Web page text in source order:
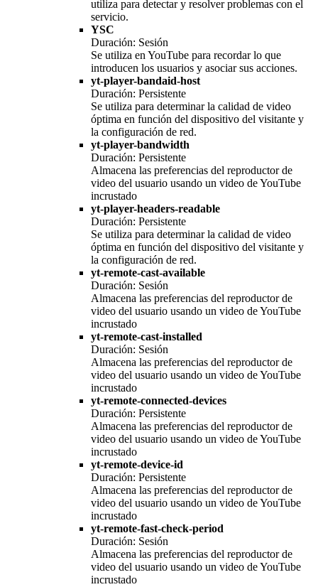
utiliza para detectar y resolver problemas con el
servicio.
YSC
Duración: Sesión
Se utiliza en YouTube para recordar lo que
introducen los usuarios y asociar sus acciones.
yt-player-bandaid-host
Duración: Persistente
Se utiliza para determinar la calidad de video
óptima en función del dispositivo del visitante y
la configuración de red.
yt-player-bandwidth
Duración: Persistente
Almacena las preferencias del reproductor de
video del usuario usando un video de YouTube
incrustado
yt-player-headers-readable
Duración: Persistente
Se utiliza para determinar la calidad de video
óptima en función del dispositivo del visitante y
la configuración de red.
yt-remote-cast-available
Duración: Sesión
Almacena las preferencias del reproductor de
video del usuario usando un video de YouTube
incrustado
yt-remote-cast-installed
Duración: Sesión
Almacena las preferencias del reproductor de
video del usuario usando un video de YouTube
incrustado
yt-remote-connected-devices
Duración: Persistente
Almacena las preferencias del reproductor de
video del usuario usando un video de YouTube
incrustado
yt-remote-device-id
Duración: Persistente
Almacena las preferencias del reproductor de
video del usuario usando un video de YouTube
incrustado
yt-remote-fast-check-period
Duración: Sesión
Almacena las preferencias del reproductor de
video del usuario usando un video de YouTube
incrustado